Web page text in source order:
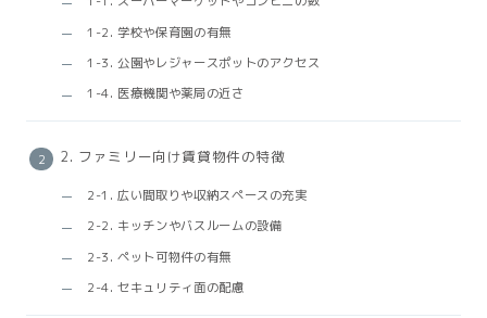
1-2. 学校や保育園の有無
1-3. 公園やレジャースポットのアクセス
1-4. 医療機関や薬局の近さ
2. ファミリー向け賃貸物件の特徴
2-1. 広い間取りや収納スペースの充実
2-2. キッチンやバスルームの設備
2-3. ペット可物件の有無
2-4. セキュリティ面の配慮